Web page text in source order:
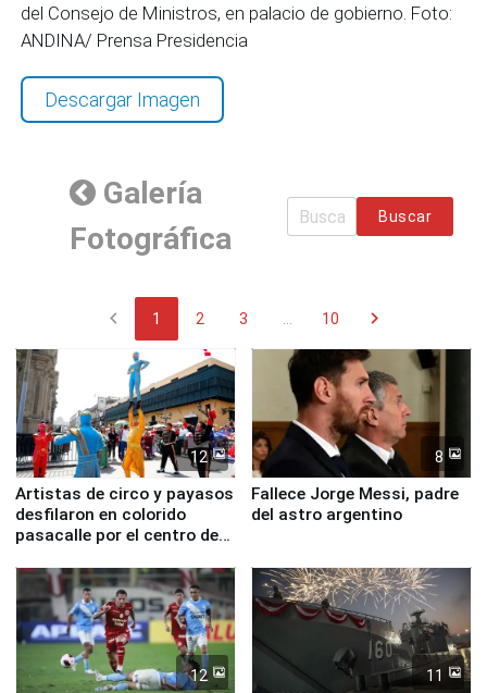
del Consejo de Ministros, en palacio de gobierno. Foto:
ANDINA/ Prensa Presidencia
Descargar Imagen
Galería
Fotográfica
Buscar
chevron_left 1 2 3 10 chevron_right
12
Artistas de circo y payasos
desfilaron en colorido
pasacalle por el centro de
8
Fallece Jorge Messi, padre
del astro argentino
12 11